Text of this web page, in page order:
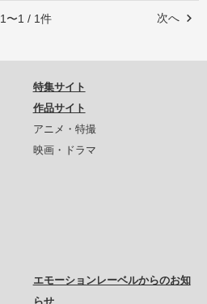
次へ
1〜1 / 1件
特集サイト
作品サイト
アニメ・特撮
映画・ドラマ
エモーションレーベルからのお知
らせ